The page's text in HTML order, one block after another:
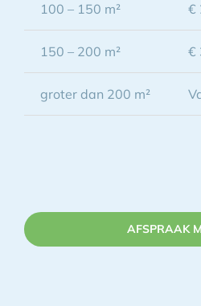
100 – 150 m² €
150 – 200 m² €
groter dan 200 m²
AFSPRAAK